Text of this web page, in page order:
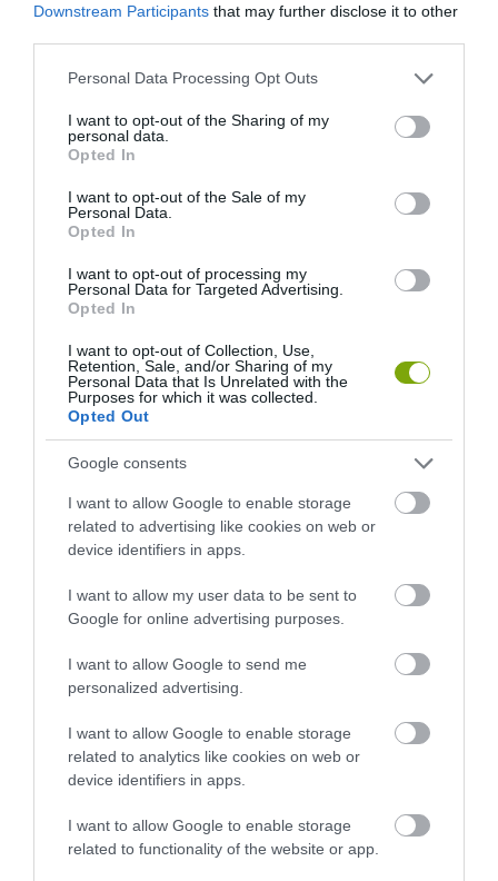
Downstream Participants that may further disclose it to other
Please note that this website/app uses one or more Google
not limited to your visit or usage behaviour. You may click to
grant or deny consent to Google and its third-party tags to
use your data for below specified purposes in below Google
consent section.
Personal Data Processing Opt Outs
I want to opt-out of the Sharing of my
personal data.
Opted In
I want to opt-out of the Sale of my
Personal Data.
Opted In
I want to opt-out of processing my
Personal Data for Targeted Advertising.
Opted In
I want to opt-out of Collection, Use,
Retention, Sale, and/or Sharing of my
Personal Data that Is Unrelated with the
Purposes for which it was collected.
Opted Out
Google consents
I want to allow Google to enable storage
related to advertising like cookies on web or
device identifiers in apps.
I want to allow my user data to be sent to
Google for online advertising purposes.
I want to allow Google to send me
personalized advertising.
I want to allow Google to enable storage
related to analytics like cookies on web or
device identifiers in apps.
I want to allow Google to enable storage
related to functionality of the website or app.
ELŐZŐ CIKK
A MADARAK ÉS A VÁROSI ÉLET: HOGYAN ALKALMAZKODNAK A
VÁROSI MADÁRFAJOK A MODERN KÖRNYEZETHEZ?
A DUNAI VIZÁHOZ KÖTŐDŐ LEGENDÁK: A LEGNAGYOBB
ÉDESVÍZI HAL TITKAI
HASONLÓ ÉRDEKESSÉGEK
A KOALA EVOLÚCIÓS MÚLTJA
A KORALLZÁTONY NEM CSAK